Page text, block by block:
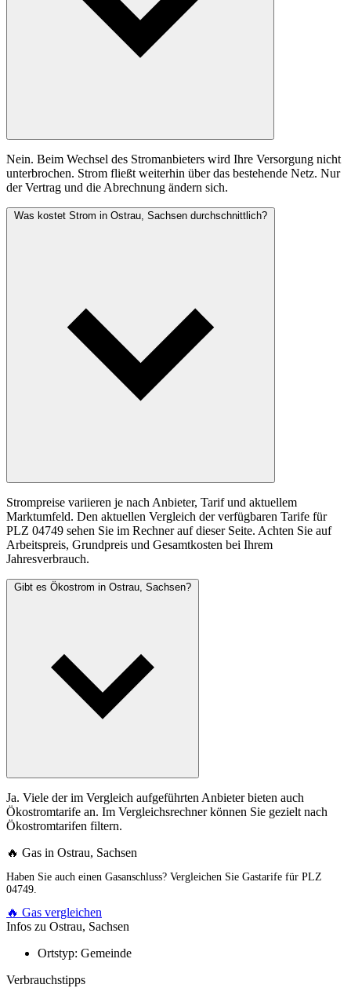
Nein. Beim Wechsel des Stromanbieters wird Ihre Versorgung nicht
unterbrochen. Strom fließt weiterhin über das bestehende Netz. Nur
der Vertrag und die Abrechnung ändern sich.
Was kostet Strom in Ostrau, Sachsen durchschnittlich?
Strompreise variieren je nach Anbieter, Tarif und aktuellem
Marktumfeld. Den aktuellen Vergleich der verfügbaren Tarife für
PLZ 04749 sehen Sie im Rechner auf dieser Seite. Achten Sie auf
Arbeitspreis, Grundpreis und Gesamtkosten bei Ihrem
Jahresverbrauch.
Gibt es Ökostrom in Ostrau, Sachsen?
Ja. Viele der im Vergleich aufgeführten Anbieter bieten auch
Ökostromtarife an. Im Vergleichsrechner können Sie gezielt nach
Ökostromtarifen filtern.
🔥 Gas in Ostrau, Sachsen
Haben Sie auch einen Gasanschluss? Vergleichen Sie Gastarife für PLZ
04749.
🔥 Gas vergleichen
Infos zu Ostrau, Sachsen
Ortstyp: Gemeinde
Verbrauchstipps